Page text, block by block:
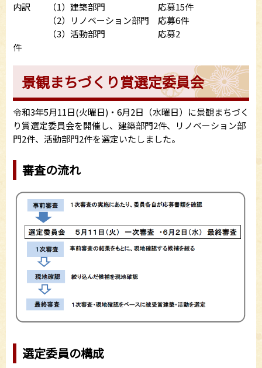
内訳 （1）建築部門 応募15件
（2）リノベーション部門 応募6件
（3）活動部門 応募2
件
景観まちづくり賞選定委員会
令和3年5月11日(火曜日)・6月2日（水曜日）に景観まちづく
り賞選定委員会を開催し、建築部門2件、リノベーション部
門2件、活動部門2件を選定いたしました。
審査の流れ
選定委員の構成